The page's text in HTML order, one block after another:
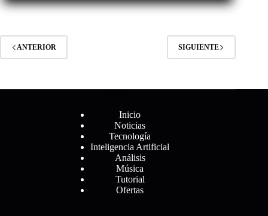
ANTERIOR SIGUIENTE
Inicio
Noticias
Tecnología
Inteligencia Artificial
Análisis
Música
Tutorial
Ofertas